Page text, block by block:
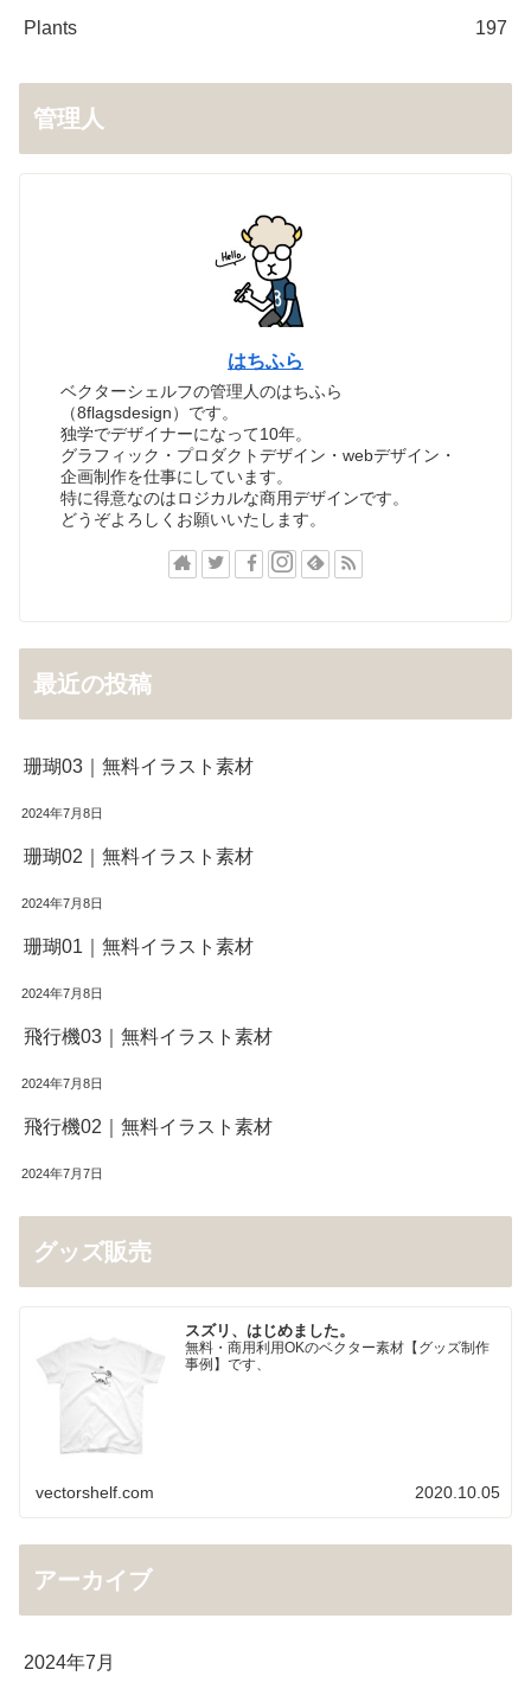
Plants 197
管理人
はちふら
ベクターシェルフの管理人のはちふら
（8flagsdesign）です。
独学でデザイナーになって10年。
グラフィック・プロダクトデザイン・webデザイン・
企画制作を仕事にしています。
特に得意なのはロジカルな商用デザインです。
どうぞよろしくお願いいたします。
最近の投稿
珊瑚03｜無料イラスト素材
2024年7月8日
珊瑚02｜無料イラスト素材
2024年7月8日
珊瑚01｜無料イラスト素材
2024年7月8日
飛行機03｜無料イラスト素材
2024年7月8日
飛行機02｜無料イラスト素材
2024年7月7日
グッズ販売
スズリ、はじめました。
無料・商用利用OKのベクター素材【グッズ制作
事例】です、
vectorshelf.com 2020.10.05
アーカイブ
2024年7月